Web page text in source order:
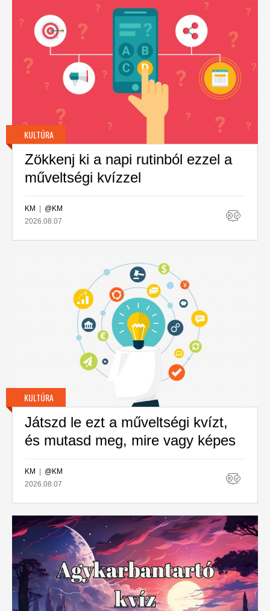
KULTÚRA
Zökkenj ki a napi rutinból ezzel a
műveltségi kvízzel
KM
@KM
2026.08.07
KULTÚRA
Játszd le ezt a műveltségi kvízt,
és mutasd meg, mire vagy képes
KM
@KM
2026.08.07